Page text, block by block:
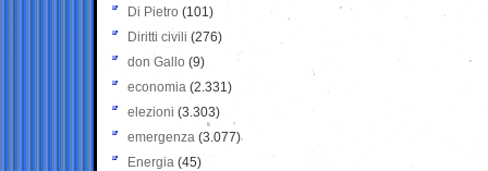
Di Pietro (101)
Diritti civili (276)
don Gallo (9)
economia (2.331)
elezioni (3.303)
emergenza (3.077)
Energia (45)